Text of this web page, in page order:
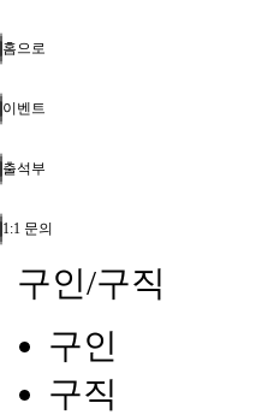
홈으로
이벤트
출석부
1:1 문의
구인/구직
구인
구직